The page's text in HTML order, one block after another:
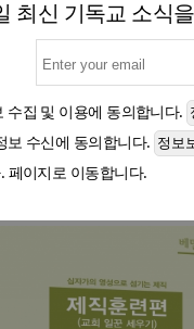
최신 기독교 소식
수집 및 이용에 동의합니다.
보 수신에 동의합니다.
페이지로 이동합니다.